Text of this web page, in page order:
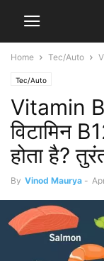
Home Tec/Auto
Tec/Auto
Vitamin
विटामिन
होता है?
By Vinod Maurya -